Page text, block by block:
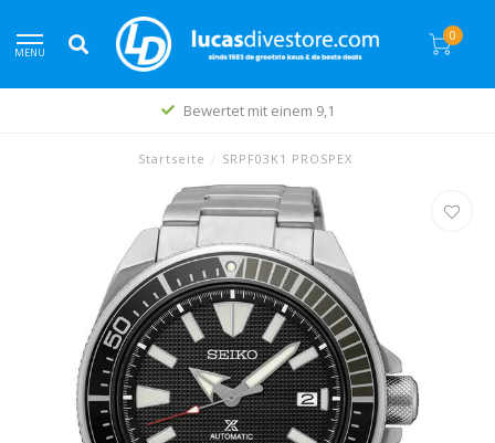
MENU
0
Bewertet mit einem 9,1
Startseite / SRPF03K1 PROSPEX